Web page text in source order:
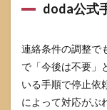
doda公式
連絡条件の調整で
で「今後は不要」
いる手順で停止依
によって対応がぶ